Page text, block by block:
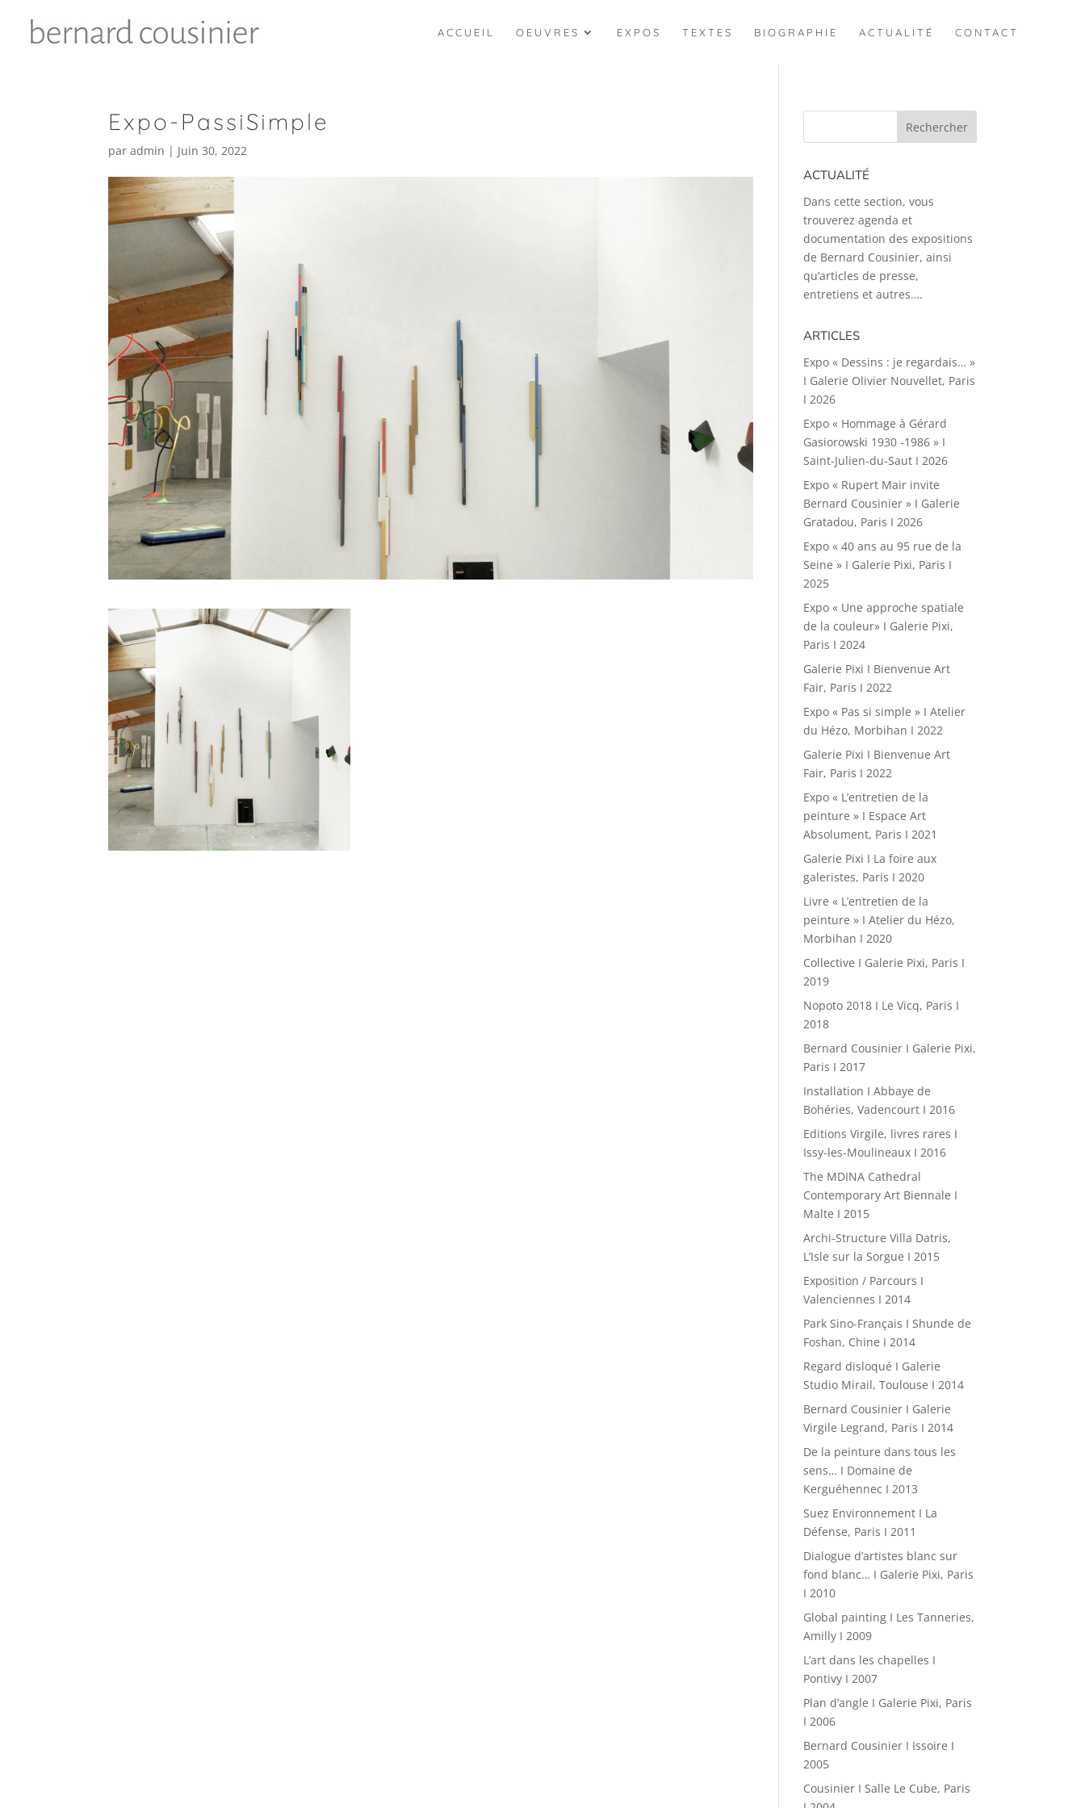
ACCUEIL OEUVRES EXPOS TEXTES BIOGRAPHIE ACTUALITÉ CONTACT
Expo-PassiSimple
paradmin | Juin 30, 2022
ACTUALITÉ
Dans cette section, vous
trouverez agenda et
documentation des expositions
de Bernard Cousinier, ainsi
qu’articles de presse,
entretiens et autres….
ARTICLES
Expo « Dessins : je regardais… »
I Galerie Olivier Nouvellet, Paris
I 2026
Expo « Hommage à Gérard
Gasiorowski 1930 -1986 » I
Saint-Julien-du-Saut I 2026
Expo « Rupert Mair invite
Bernard Cousinier » I Galerie
Gratadou, Paris I 2026
Expo « 40 ans au 95 rue de la
Seine » I Galerie Pixi, Paris I
2025
Expo « Une approche spatiale
de la couleur» I Galerie Pixi,
Paris I 2024
Galerie Pixi I Bienvenue Art
Fair, Paris I 2022
Expo « Pas si simple » I Atelier
du Hézo, Morbihan I 2022
Galerie Pixi I Bienvenue Art
Fair, Paris I 2022
Expo « L’entretien de la
peinture » I Espace Art
Absolument, Paris I 2021
Galerie Pixi I La foire aux
galeristes, Paris I 2020
Livre « L’entretien de la
peinture » I Atelier du Hézo,
Morbihan I 2020
Collective I Galerie Pixi, Paris I
2019
Nopoto 2018 I Le Vicq, Paris I
2018
Bernard Cousinier I Galerie Pixi,
Paris I 2017
Installation I Abbaye de
Bohéries, Vadencourt I 2016
Editions Virgile, livres rares I
Issy-les-Moulineaux I 2016
The MDINA Cathedral
Contemporary Art Biennale I
Malte I 2015
Archi-Structure Villa Datris,
L’Isle sur la Sorgue I 2015
Exposition / Parcours I
Valenciennes I 2014
Park Sino-Français I Shunde de
Foshan, Chine I 2014
Regard disloqué I Galerie
Studio Mirail, Toulouse I 2014
Bernard Cousinier I Galerie
Virgile Legrand, Paris I 2014
De la peinture dans tous les
sens… I Domaine de
Kerguéhennec I 2013
Suez Environnement I La
Défense, Paris I 2011
Dialogue d’artistes blanc sur
fond blanc… I Galerie Pixi, Paris
I 2010
Global painting I Les Tanneries,
Amilly I 2009
L’art dans les chapelles I
Pontivy I 2007
Plan d’angle I Galerie Pixi, Paris
I 2006
Bernard Cousinier I Issoire I
2005
Cousinier I Salle Le Cube, Paris